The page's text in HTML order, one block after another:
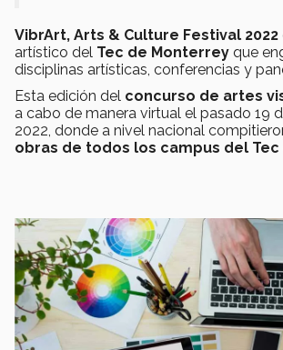
VibrArt, Arts & Culture Festival 2022
artístico del Tec de Monterrey que
disciplinas artísticas, conferencias y
Esta edición del concurso de artes
a cabo de manera virtual el pasado 19
2022, donde a nivel nacional
obras de todos los campus del